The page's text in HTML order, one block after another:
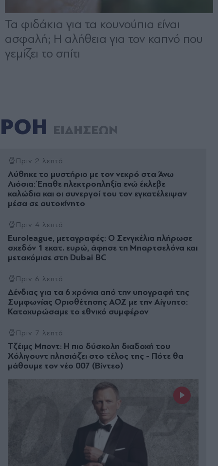
ΡΟΗ ΕΙΔΗΣΕΩΝ
Πριν 2 λεπτά
Λύθηκε το μυστήριο με τον νεκρό στα Άνω
Λιόσια: Έπαθε ηλεκτροπληξία ενώ έκλεβε
καλώδια και οι συνεργοί του τον εγκατέλειψαν
μέσα σε αυτοκίνητο
Πριν 4 λεπτά
Euroleague, μεταγραφές: Ο Σενγκέλια πλήρωσε
σχεδόν 1 εκατ. ευρώ, άφησε τη Μπαρτσελόνα και
μετακόμισε στη Dubai BC
Πριν 6 λεπτά
Δένδιας για τα 6 χρόνια από την υπογραφή της
Συμφωνίας Οριοθέτησης ΑΟΖ με την Αίγυπτο:
Κατοχυρώσαμε το εθνικό συμφέρον
Πριν 7 λεπτά
Τζέιμς Μποντ: Η πιο δύσκολη διαδοχή του
Χόλιγουντ πλησιάζει στο τέλος της - Πότε θα
μάθουμε τον νέο 007 (Βίντεο)